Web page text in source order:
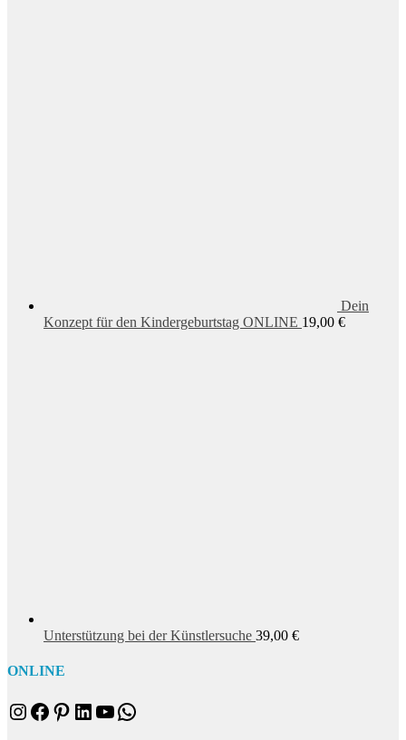
Dein
Konzept für den Kindergeburtstag ONLINE 19,00 €
Unterstützung bei der Künstlersuche 39,00 €
ONLINE
Instagram
Facebook
Pinterest
LinkedIn
YouTube
WhatsApp